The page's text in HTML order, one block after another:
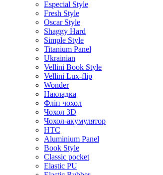
Especial Style
Fresh Style
Oscar Style
Shaggy Hard
Simple Style
Titanium Panel
Ukrainian
Vellini Book Style
Vellini Lux-flip
Wonder
Накладка
Фліп чохол
Чохол 3D
Чохол-акумулятор
HTC
Aluminium Panel
Book Style
Classic pocket
Elastic PU